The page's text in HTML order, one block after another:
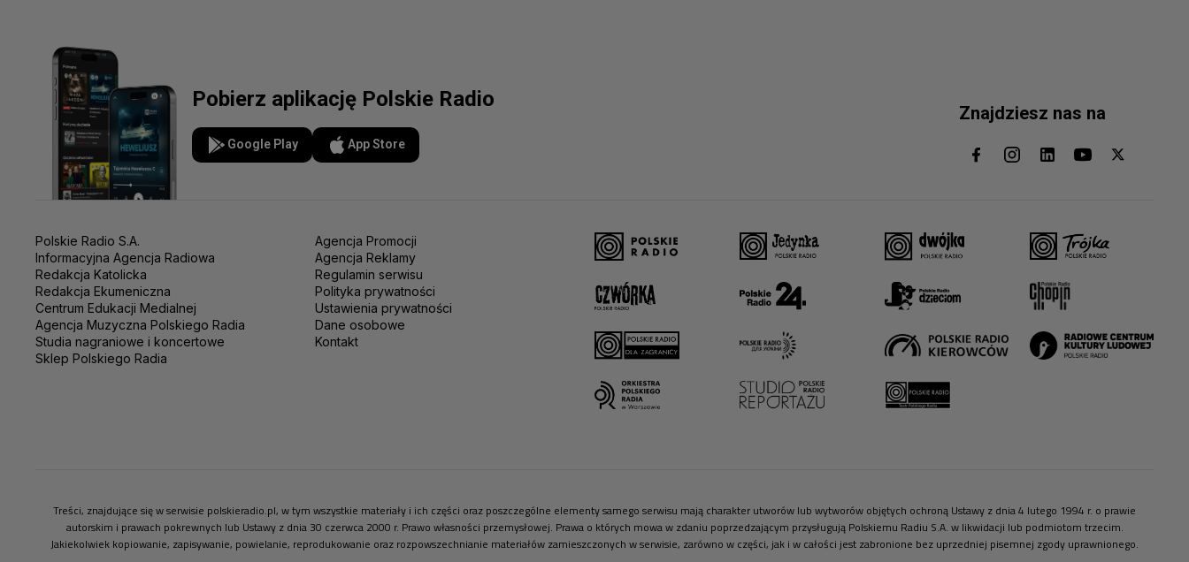
Pobierz aplikację Polskie Radio
Google Play App Store
Znajdziesz nas na
Polskie Radio S.A.
Informacyjna Agencja Radiowa
Redakcja Katolicka
Redakcja Ekumeniczna
Centrum Edukacji Medialnej
Agencja Muzyczna Polskiego Radia
Studia nagraniowe i koncertowe
Sklep Polskiego Radia
Agencja Promocji
Agencja Reklamy
Regulamin serwisu
Polityka prywatności
Ustawienia prywatności
Dane osobowe
Kontakt
Treści, znajdujące się w serwisie polskieradio.pl, w tym wszystkie materiały i ich części oraz poszczególne elementy samego serwisu mają charakter utworów lub wytworów objętych ochroną Ustawy z dnia 4 lutego 1994 r. o prawie
autorskim i prawach pokrewnych lub Ustawy z dnia 30 czerwca 2000 r. Prawo własności przemysłowej. Prawa o których mowa w zdaniu poprzedzającym przysługują Polskiemu Radiu S.A. w likwidacji lub podmiotom trzecim.
Jakiekolwiek kopiowanie, zapisywanie, powielanie, reprodukowanie oraz rozpowszechnianie materiałów zamieszczonych w serwisie, zarówno w części, jak i w całości jest zabronione bez uprzedniej pisemnej zgody uprawnionego.